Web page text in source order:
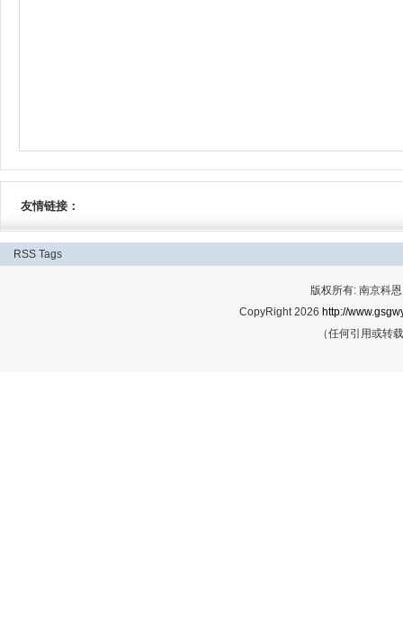
友情链接：
RSS Tags
版权所有: 南京科
CopyRight 2026 http://
（任何引用或转